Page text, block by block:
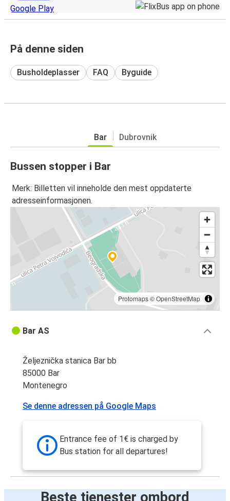
På denne siden
Busholdeplasser FAQ Byguide
Bar Dubrovnik
Bussen stopper i Bar
Merk: Billetten vil inneholde den mest oppdaterte
adresseinformasjonen.
Protomaps©OpenStreetMap
Bar AS
Željeznička stanica Bar bb
85000 Bar
Montenegro
Se denne adressen på Google Maps
Entrance fee of 1€ is charged by
Bus station for all departures!
Beste tjenester ombord